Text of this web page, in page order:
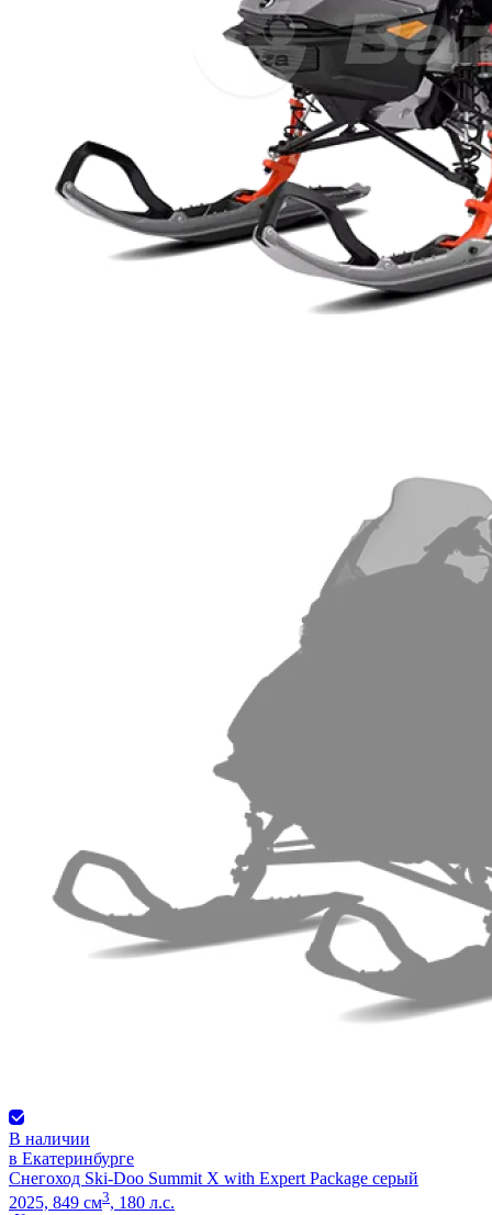
В наличии
в Екатеринбурге
Снегоход Ski-Doo Summit X with Expert Package серый
2025, 849 см3, 180 л.с.